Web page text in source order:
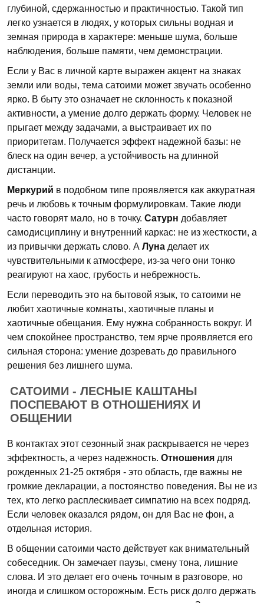
глубиной, сдержанностью и практичностью. Такой тип
легко узнается в людях, у которых сильны водная и
земная природа в характере: меньше шума, больше
наблюдения, больше памяти, чем демонстрации.
Если у Вас в личной карте выражен акцент на знаках
земли или воды, тема сатоими может звучать особенно
ярко. В быту это означает не склонность к показной
активности, а умение долго держать форму. Человек не
прыгает между задачами, а выстраивает их по
приоритетам. Получается эффект надежной базы: не
блеск на один вечер, а устойчивость на длинной
дистанции.
Меркурий в подобном типе проявляется как аккуратная
речь и любовь к точным формулировкам. Такие люди
часто говорят мало, но в точку. Сатурн добавляет
самодисциплину и внутренний каркас: не из жесткости, а
из привычки держать слово. А Луна делает их
чувствительными к атмосфере, из-за чего они тонко
реагируют на хаос, грубость и небрежность.
Если переводить это на бытовой язык, то сатоими не
любит хаотичные комнаты, хаотичные планы и
хаотичные обещания. Ему нужна собранность вокруг. И
чем спокойнее пространство, тем ярче проявляется его
сильная сторона: умение дозревать до правильного
решения без лишнего шума.
САТОИМИ - ЛЕСНЫЕ КАШТАНЫ
ПОСПЕВАЮТ В ОТНОШЕНИЯХ И
ОБЩЕНИИ
В контактах этот сезонный знак раскрывается не через
эффектность, а через надежность. Отношения для
рожденных 21-25 октября - это область, где важны не
громкие декларации, а постоянство поведения. Вы не из
тех, кто легко расплескивает симпатию на всех подряд.
Если человек оказался рядом, он для Вас не фон, а
отдельная история.
В общении сатоими часто действует как внимательный
собеседник. Он замечает паузы, смену тона, лишние
слова. И это делает его очень точным в разговоре, но
иногда и слишком осторожным. Есть риск долго держать